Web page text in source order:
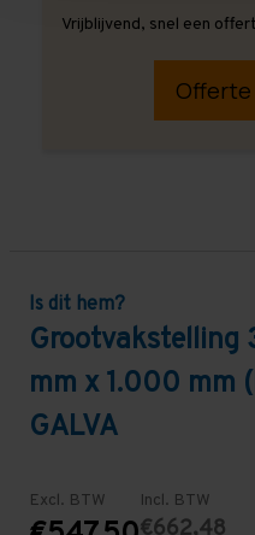
Vrijblijvend, snel een
Offerte
Is dit hem?
mm x 1.000 mm
GALVA
Excl. BTW Incl. BTW
€662,48